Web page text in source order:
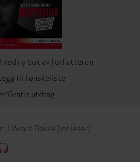
ved ny bok av forfatteren
til i ønskeliste
Gratis utdrag
Håvard Bakke (innleser)